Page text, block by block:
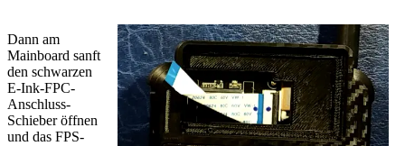
Dann am
Mainboard sanft
den schwarzen
E-Ink-FPC-
Anschluss-
Schieber öffnen
und das FPS-